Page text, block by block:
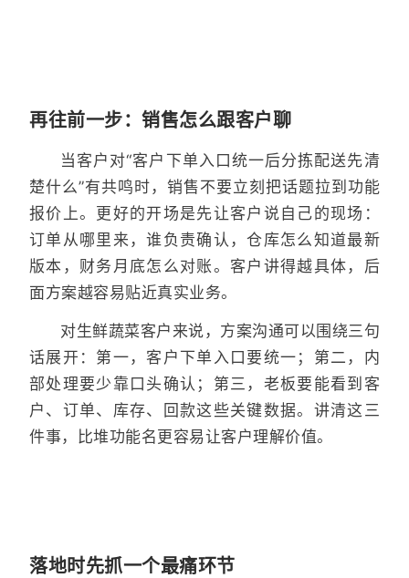
再往前一步：销售怎么跟客户聊
当客户对“客户下单入口统一后分拣配送先清
楚什么”有共鸣时，销售不要立刻把话题拉到功能
报价上。更好的开场是先让客户说自己的现场：
订单从哪里来，谁负责确认，仓库怎么知道最新
版本，财务月底怎么对账。客户讲得越具体，后
面方案越容易贴近真实业务。
对生鲜蔬菜客户来说，方案沟通可以围绕三句
话展开：第一，客户下单入口要统一；第二，内
部处理要少靠口头确认；第三，老板要能看到客
户、订单、库存、回款这些关键数据。讲清这三
件事，比堆功能名更容易让客户理解价值。
落地时先抓一个最痛环节